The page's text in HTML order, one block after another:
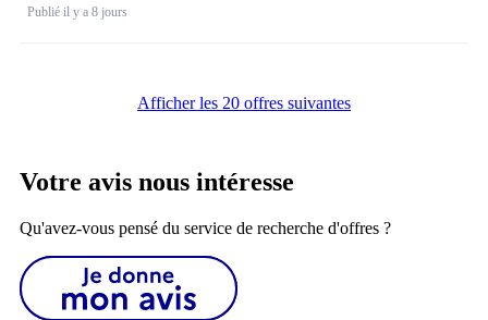
Publié il y a 8 jours
Afficher les 20 offres suivantes
Votre avis nous intéresse
Qu'avez-vous pensé du service de recherche d'offres ?